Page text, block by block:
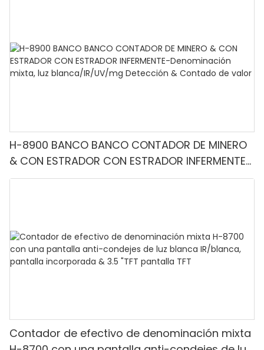
H-8900 BANCO BANCO CONTADOR DE MINERO
& CON ESTRADOR CON ESTRADOR INFERMENTE-
Denominación mixta, luz blanca/IR/UV/mg
Contador de efectivo de denominación mixta